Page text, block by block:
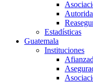
Estadísticas
Guatemala
Instituciones